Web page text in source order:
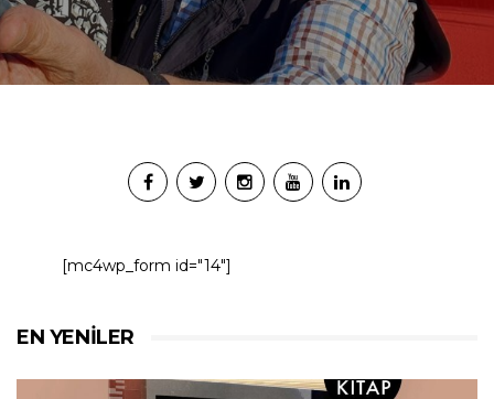
[mc4wp_form id="14"]
EN YENILER